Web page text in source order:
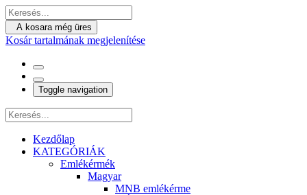
A kosara még üres
Kosár tartalmának megjelenítése
Toggle navigation
Kezdőlap
KATEGÓRIÁK
Emlékérmék
Magyar
MNB emlékérme